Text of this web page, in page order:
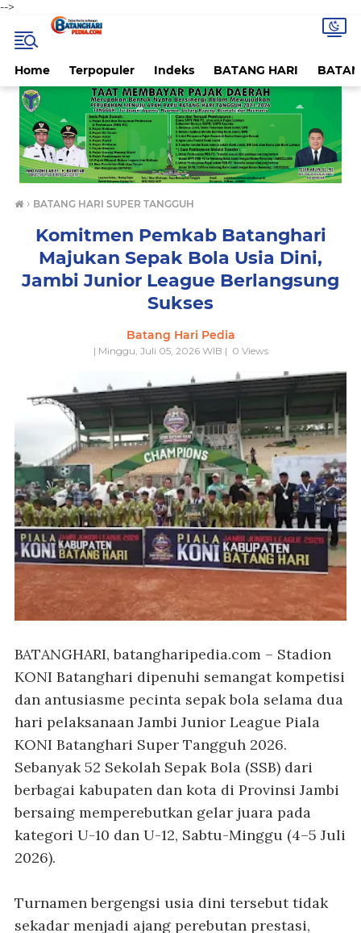
-->
Home Terpopuler Indeks BATANG HARI
› BATANG HARI SUPER TANGGUH
Komitmen Pemkab Batanghari
Majukan Sepak Bola Usia Dini,
Jambi Junior League Berlangsung
Sukses
Batang Hari Pedia
| Minggu, Juli 05, 2026 WIB | 0 Views
BATANGHARI, batangharipedia.com – Stadion
KONI Batanghari dipenuhi semangat kompetisi
dan antusiasme pecinta sepak bola selama dua
hari pelaksanaan Jambi Junior League Piala
KONI Batanghari Super Tangguh 2026.
Sebanyak 52 Sekolah Sepak Bola (SSB) dari
berbagai kabupaten dan kota di Provinsi Jambi
bersaing memperebutkan gelar juara pada
kategori U-10 dan U-12, Sabtu-Minggu (4–5 Juli
2026).
Turnamen bergengsi usia dini tersebut tidak
sekadar menjadi ajang perebutan prestasi,